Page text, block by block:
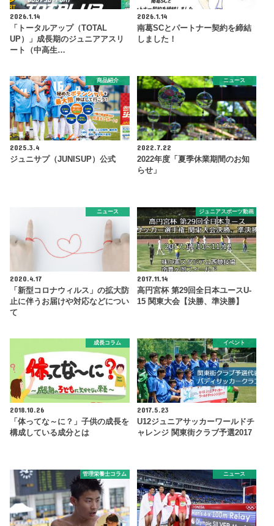
2026.1.14
「トータルアップ（TOTAL
UP）」成長期のジュニアアスリ
ート（中高生…
2026.1.14
南葛SCとパートナー契約を締結
しました！
商品紹介
2025.3.4
ジュニサプ（JUNISUP）公式
ニュース
2022.7.22
2022年度「夏季休業期間のお知
らせ」
ニュース
2020.4.17
「新型コロナウィルス」の拡大防
止に伴うお届けや対応などについ
て
ジュニアスポーツ動画
2017.11.14
高円宮杯 第29回全日本ユースU-
15 関東大会【決勝、準決勝】
成長コラム
2018.10.26
「体ってな～に？」子供の成長を
構成している成分とは
イベント
2017.5.23
U12ジュニアサッカーワールドチ
ャレンジ 関東街クラブ予選2017
管理栄養士コラム ニュース